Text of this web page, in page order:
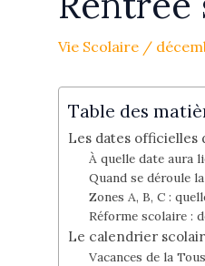
Vie Scolaire /
Table des
Les dates officielles
À quelle date aura
Quand se déroule
Zones A, B, C :
Réforme scolaire :
Le calendrier
Vacances de la